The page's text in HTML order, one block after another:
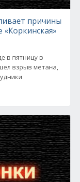
причины
в пятницу в
взрыв метана,